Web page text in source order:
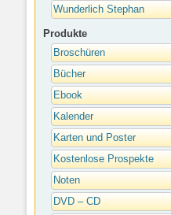
Wunderlich Stephan
Produkte
Broschüren
Bücher
Ebook
Kalender
Karten und Poster
Kostenlose Prospekte
Noten
DVD – CD